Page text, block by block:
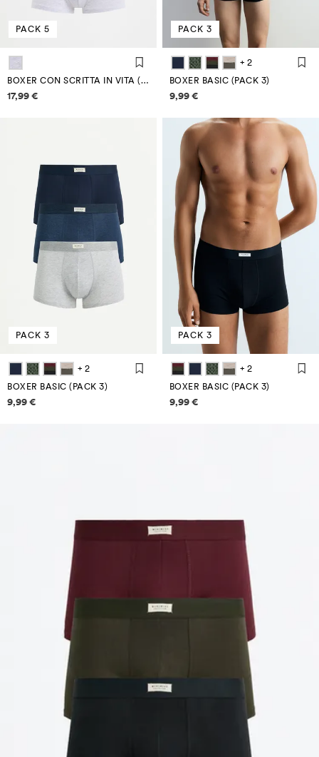
PACK 5
BOXER CON SCRITTA IN VITA (PACK 5)
Informazioni sui prezzi
17,99 €
PACK 3
+ 2
BOXER BASIC (PACK 3)
Informazioni sui prezzi
9,99 €
PACK 3
+ 2
BOXER BASIC (PACK 3)
Informazioni sui prezzi
9,99 €
PACK 3
+ 2
BOXER BASIC (PACK 3)
Informazioni sui prezzi
9,99 €